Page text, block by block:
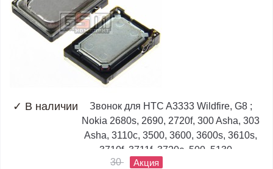
✓ В наличии
Звонок для HTC A3333 Wildfire, G8 ;
Nokia 2680s, 2690, 2720f, 300 Asha, 303
Asha, 3110c, 3500, 3600, 3600s, 3610s,
3710f, 3711f, 3720c, 500, 5130,...
30
Акция